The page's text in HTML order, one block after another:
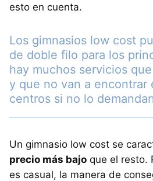
esto en cuenta.
Los gimnasios low cost
de doble filo para los
hay muchos servicios
y que no van a encontrar
centros si no lo demandan
Un gimnasio low cost se
precio más bajo que el resto.
es casual, la manera de